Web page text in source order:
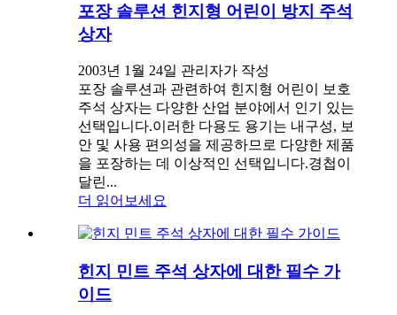
포장 솔루션 힌지형 어린이 방지 주석
상자
2003년 1월 24일 관리자가 작성
포장 솔루션과 관련하여 힌지형 어린이 보호
주석 상자는 다양한 산업 분야에서 인기 있는
선택입니다.이러한 다용도 용기는 내구성, 보
안 및 사용 편의성을 제공하므로 다양한 제품
을 포장하는 데 이상적인 선택입니다.경첩이
달린...
더 읽어보세요
힌지 민트 주석 상자에 대한 필수 가
이드